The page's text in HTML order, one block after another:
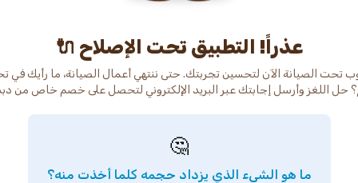
عذراً! التطبيق تحت الإصلاح 🔌
تحت الصيانة الآن لتحسين تجربتك. حتى ننتهي أعمال الصيانة، ما رأيك في
حل اللغز وأرسل إجابتك عبر البريد الإلكتروني لتحصل على خصم خاص من
🤔
ما هو الشيء الذي يزداد حجمه كلما أخذت منه؟